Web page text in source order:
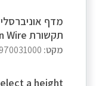
תקשורת Western Wire
מקט:
a height